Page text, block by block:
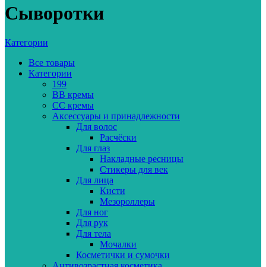
Сыворотки
Категории
Все товары
Категории
199
BB кремы
CC кремы
Аксессуары и принадлежности
Для волос
Расчёски
Для глаз
Накладные ресницы
Стикеры для век
Для лица
Кисти
Мезороллеры
Для ног
Для рук
Для тела
Мочалки
Косметички и сумочки